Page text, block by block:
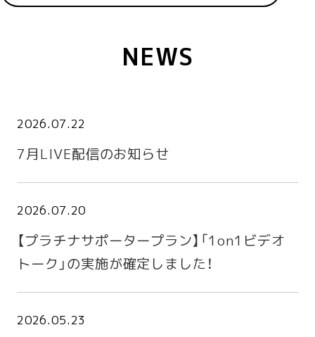
NEWS
2026.07.22
7月LIVE配信のお知らせ
2026.07.20
【プラチナサポータープラン】「1on1ビデオ
トーク」の実施が確定しました！
2026.05.23